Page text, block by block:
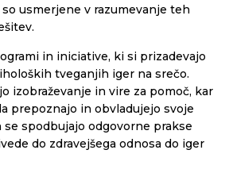
usmerjene v razumevanje teh
in iniciative, ki si prizadevajo
tveganjih iger na srečo.
izobraževanje in vire za pomoč, kar
prepoznajo in obvladujejo svoje
se spodbujajo odgovorne prakse
do zdravejšega odnosa do iger